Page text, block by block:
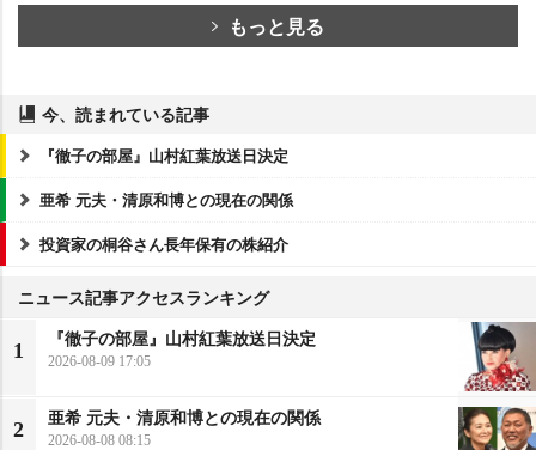
もっと見る
今、読まれている記事
『徹子の部屋』山村紅葉放送日決定
亜希 元夫・清原和博との現在の関係
投資家の桐谷さん長年保有の株紹介
ニュース記事アクセスランキング
1
『徹子の部屋』山村紅葉放送日決定
2026-08-09 17:05
2
亜希 元夫・清原和博との現在の関係
2026-08-08 08:15